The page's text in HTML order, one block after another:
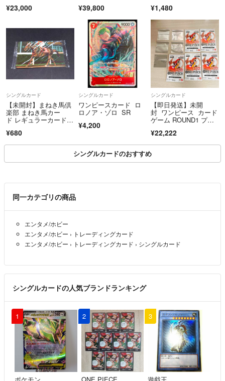
0 SCR パラレル
¥23,000 ¥39,800 ¥1,480
シングルカード
【未開封】まねき馬倶
楽部 まねき馬カー
ド レギュラーカード N
アン
¥680
シングルカード
ワンピースカード ロ
ロノア・ゾロ SR
¥4,200
シングルカード
【即日発送】未開
封 ワンピース カード
ゲーム ROUND1 プロ
点 ラウンドワン
¥22,222
シングルカードのおすすめ
同一カテゴリの商品
エンタメ/ホビー
エンタメ/ホビー › トレーディングカード
エンタメ/ホビー › トレーディングカード › シングルカード
シングルカードの人気ブランドランキング
1 2 3